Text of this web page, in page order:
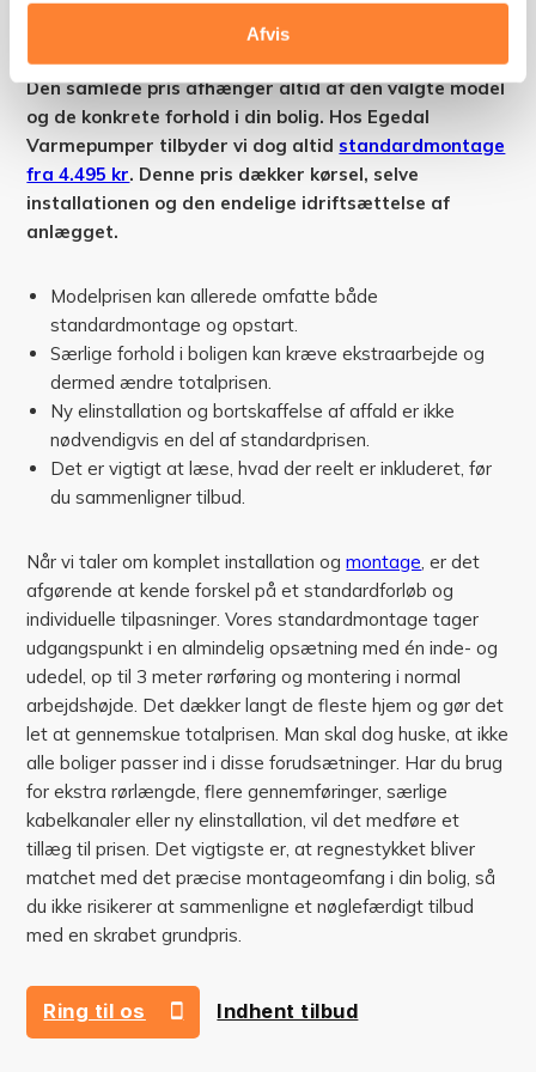
Afvis
Den samlede pris afhænger altid af den valgte model
og de konkrete forhold i din bolig. Hos Egedal
Varmepumper tilbyder vi dog altid standardmontage
fra 4.495 kr. Denne pris dækker kørsel, selve
installationen og den endelige idriftsættelse af
anlægget.
Modelprisen kan allerede omfatte både
standardmontage og opstart.
Særlige forhold i boligen kan kræve ekstraarbejde og
dermed ændre totalprisen.
Ny elinstallation og bortskaffelse af affald er ikke
nødvendigvis en del af standardprisen.
Det er vigtigt at læse, hvad der reelt er inkluderet, før
du sammenligner tilbud.
Når vi taler om komplet installation ogmontage, er det
afgørende at kende forskel på et standardforløb og
individuelle tilpasninger. Vores standardmontage tager
udgangspunkt i en almindelig opsætning med én inde- og
udedel, op til 3 meter rørføring og montering i normal
arbejdshøjde. Det dækker langt de fleste hjem og gør det
let at gennemskue totalprisen. Man skal dog huske, at ikke
alle boliger passer ind i disse forudsætninger. Har du brug
for ekstra rørlængde, flere gennemføringer, særlige
kabelkanaler eller ny elinstallation, vil det medføre et
tillæg til prisen. Det vigtigste er, at regnestykket bliver
matchet med det præcise montageomfang i din bolig, så
du ikke risikerer at sammenligne et nøglefærdigt tilbud
med en skrabet grundpris.
Ring til os
Indhent tilbud